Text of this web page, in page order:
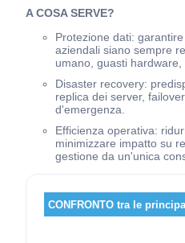
A COSA SERVE?
Protezione dati:
aziendali siano sempre
umano, guasti hardware,
Disaster recovery:
replica dei server,
d'emergenza.
Efficienza operativa:
minimizzare impatto su
gestione da un'unica
CONFRONTO tra le